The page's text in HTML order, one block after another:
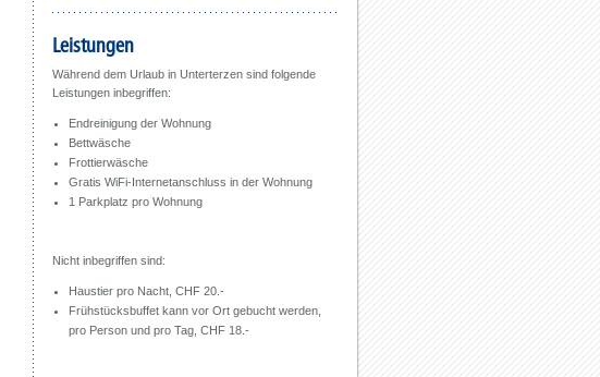
Leistungen
Während dem Urlaub in Unterterzen sind folgende
Leistungen inbegriffen:
Endreinigung der Wohnung
Bettwäsche
Frottierwäsche
Gratis WiFi-Internetanschluss in der Wohnung
1 Parkplatz pro Wohnung
Nicht inbegriffen sind:
Haustier pro Nacht, CHF 20.-
Frühstücksbuffet kann vor Ort gebucht werden,
pro Person und pro Tag, CHF 18.-